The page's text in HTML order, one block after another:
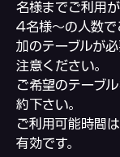
名様までご利用
4名様～の人数で
加のテーブルが
注意ください。
ご希望のテーブ
約下さい。
ご利用可能時間